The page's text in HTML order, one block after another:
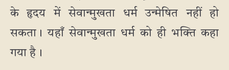
के हृदय में सेवान्मुखता धर्म उन्मेषित नहीं हो
सकता। यहाँ सेवान्मुखता धर्म को ही भक्ति कहा
गया है।